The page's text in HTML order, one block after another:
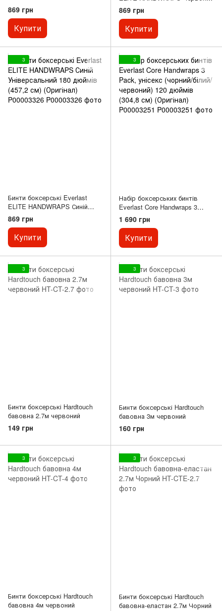
Універсальний 180 дюймів
(457,2 см) (Оригінал)
P00003324
869 грн
Купити
Універсальний 180 дюймів
(457,2 см) (Оригінал)
P00003325
869 грн
Купити
3
Бинти боксерські Everlast
ELITE HANDWRAPS Синій
Універсальний 180 дюймів
(457,2 см) (Оригінал)
P00003326
869 грн
Купити
3
Набір боксерських бинтів
Everlast Core Handwraps 3
Pack, унісекс (чорний/білий/
червоний) 120 дюймів (304,8
см) (Оригінал) P00003251
1 690 грн
Купити
3
Бинти боксерські Hardtouch
бавовна 2.7м червоний
149 грн
3
Бинти боксерські Hardtouch
бавовна 3м червоний
160 грн
3
Бинти боксерські Hardtouch
бавовна 4м червоний
3
Бинти боксерські Hardtouch
бавовна-еластан 2.7м Чорний